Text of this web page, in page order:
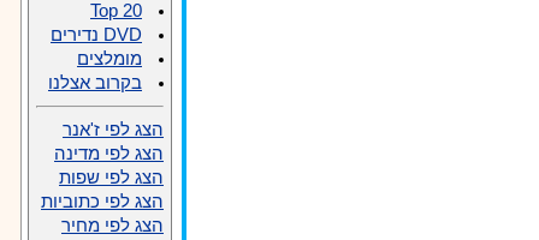
Top 20
DVD נדירים
מומלצים
בקרוב אצלנו
הצג לפי ז'אנר
הצג לפי מדינה
הצג לפי שפות
הצג לפי כתוביות
הצג לפי מחיר